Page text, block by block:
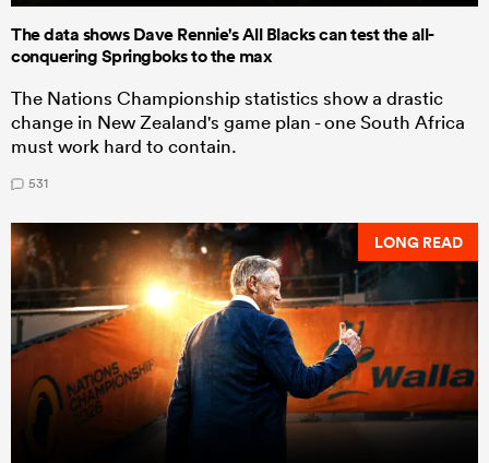
The data shows Dave Rennie's All Blacks can test the all-
conquering Springboks to the max
The Nations Championship statistics show a drastic
change in New Zealand's game plan - one South Africa
must work hard to contain.
531
LONG READ